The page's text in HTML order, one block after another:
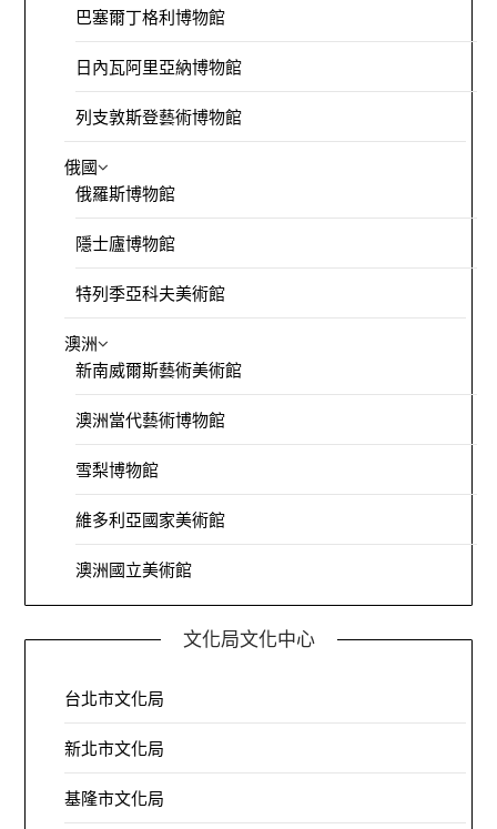
巴塞爾丁格利博物館
日內瓦阿里亞納博物館
列支敦斯登藝術博物館
俄國
俄羅斯博物館
隱士廬博物館
特列季亞科夫美術館
澳洲
新南威爾斯藝術美術館
澳洲當代藝術博物館
雪梨博物館
維多利亞國家美術館
澳洲國立美術館
文化局文化中心
台北市文化局
新北市文化局
基隆市文化局